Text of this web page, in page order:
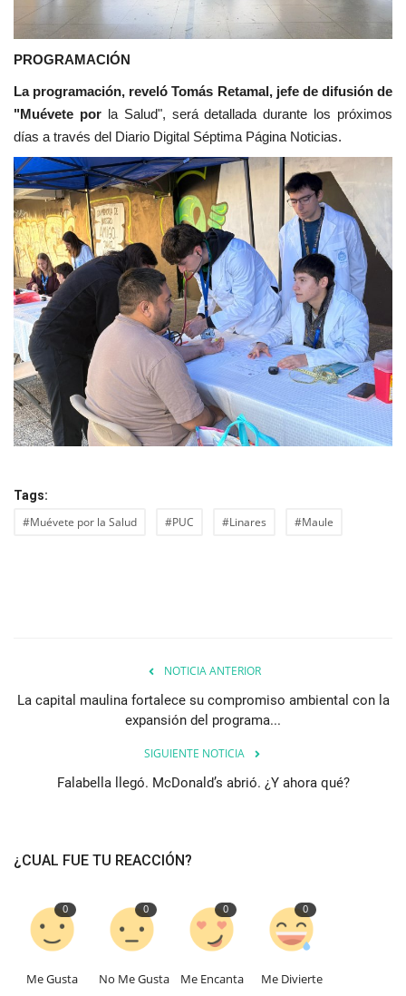
PROGRAMACIÓN
La programación, reveló Tomás Retamal, jefe de difusión de
"Muévete porla Salud", será detallada durante los próximos
días a través del Diario Digital Séptima Página Noticias.
Tags:
#Muévete por la Salud #PUC #Linares #Maule
NOTICIA ANTERIOR
La capital maulina fortalece su compromiso ambiental con la
expansión del programa...
SIGUIENTE NOTICIA
Falabella llegó. McDonald’s abrió. ¿Y ahora qué?
¿CUAL FUE TU REACCIÓN?
0
Me Gusta
0
No Me Gusta
0
Me Encanta
0
Me Divierte